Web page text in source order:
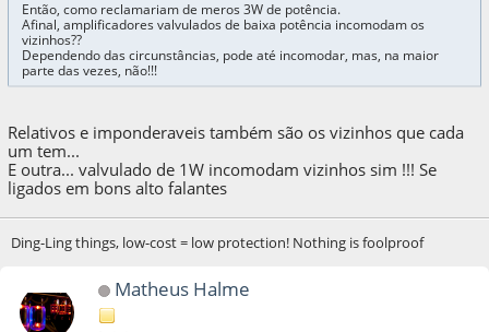
Então, como reclamariam de meros 3W de potência.
Afinal, amplificadores valvulados de baixa potência incomodam os
vizinhos??
Dependendo das circunstâncias, pode até incomodar, mas, na maior
parte das vezes, não!!!
Relativos e imponderaveis também são os vizinhos que cada
um tem...
E outra... valvulado de 1W incomodam vizinhos sim !!! Se
ligados em bons alto falantes
Ding-Ling things, low-cost = low protection! Nothing is foolproof
Matheus Halme